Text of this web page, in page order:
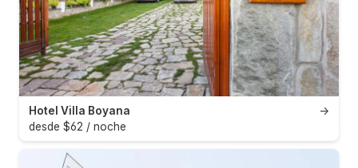
→
Hotel Villa Boyana
desde $62 / noche